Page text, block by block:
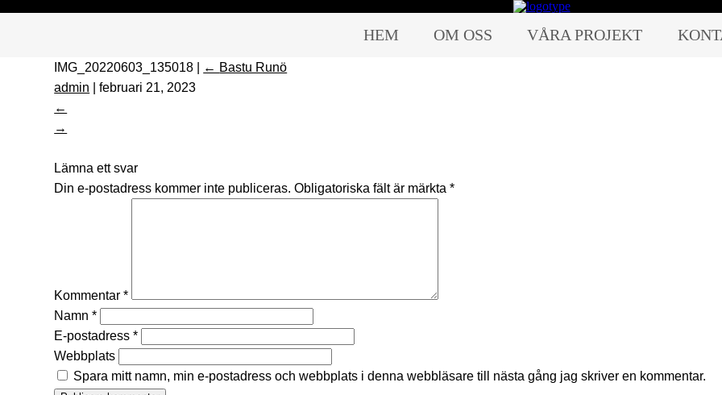
HEM OM OSS VÅRA PROJEKT
IMG_20220603_135018 ← Bastu Runö
admin
|februari 21, 2023
←
→
Lämna ett svar
Din e-postadress kommer inte publiceras. Obligatoriska fält är märkta*
Kommentar*
Namn*
E-postadress*
Webbplats
Spara mitt namn, min e-postadress och webbplats i denna webbläsare till nästa gång jag skriver en kommentar.